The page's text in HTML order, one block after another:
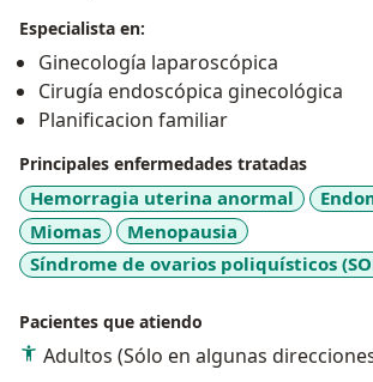
Especialista en:
Ginecología laparoscópica
Cirugía endoscópica ginecológica
Planificacion familiar
Principales enfermedades tratadas
Hemorragia uterina anormal
Miomas
Menopausia
Síndrome de ovarios poliquísticos
Pacientes que atiendo
Adultos (Sólo en algunas